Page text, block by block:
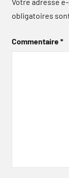
obligatoires
Commentaire*